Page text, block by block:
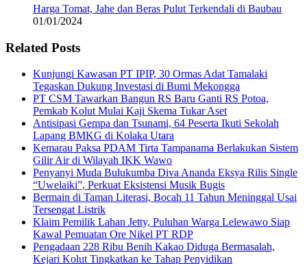
Harga Tomat, Jahe dan Beras Pulut Terkendali di Baubau
01/01/2024
Related Posts
Kunjungi Kawasan PT IPIP, 30 Ormas Adat Tamalaki
Tegaskan Dukung Investasi di Bumi Mekongga
PT CSM Tawarkan Bangun RS Baru Ganti RS Potoa,
Pemkab Kolut Mulai Kaji Skema Tukar Aset
Antisipasi Gempa dan Tsunami, 64 Peserta Ikuti Sekolah
Lapang BMKG di Kolaka Utara
Kemarau Paksa PDAM Tirta Tampanama Berlakukan Sistem
Gilir Air di Wilayah IKK Wawo
Penyanyi Muda Bulukumba Diva Ananda Eksya Rilis Single
“Uwelaiki”, Perkuat Eksistensi Musik Bugis
Bermain di Taman Literasi, Bocah 11 Tahun Meninggal Usai
Tersengat Listrik
Klaim Pemilik Lahan Jetty, Puluhan Warga Lelewawo Siap
Kawal Pemuatan Ore Nikel PT RDP
Pengadaan 228 Ribu Benih Kakao Diduga Bermasalah,
Kejari Kolut Tingkatkan ke Tahap Penyidikan